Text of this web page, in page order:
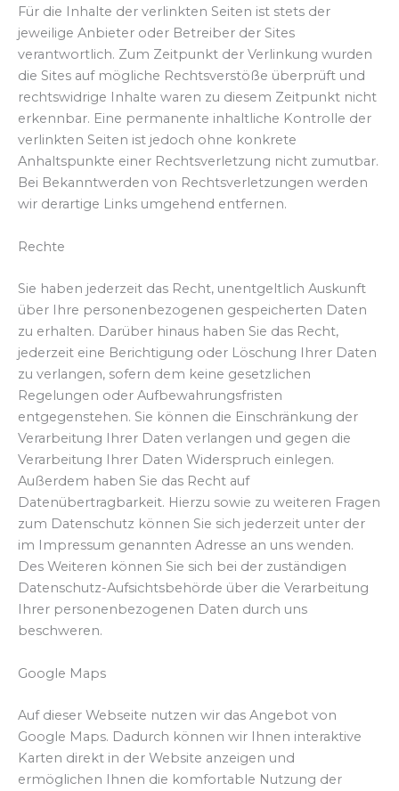
Für die Inhalte der verlinkten Seiten ist stets der
jeweilige Anbieter oder Betreiber der Sites
verantwortlich. Zum Zeitpunkt der Verlinkung wurden
die Sites auf mögliche Rechtsverstöße überprüft und
rechtswidrige Inhalte waren zu diesem Zeitpunkt nicht
erkennbar. Eine permanente inhaltliche Kontrolle der
verlinkten Seiten ist jedoch ohne konkrete
Anhaltspunkte einer Rechtsverletzung nicht zumutbar.
Bei Bekanntwerden von Rechtsverletzungen werden
wir derartige Links umgehend entfernen.
Rechte
Sie haben jederzeit das Recht, unentgeltlich Auskunft
über Ihre personenbezogenen gespeicherten Daten
zu erhalten. Darüber hinaus haben Sie das Recht,
jederzeit eine Berichtigung oder Löschung Ihrer Daten
zu verlangen, sofern dem keine gesetzlichen
Regelungen oder Aufbewahrungsfristen
entgegenstehen. Sie können die Einschränkung der
Verarbeitung Ihrer Daten verlangen und gegen die
Verarbeitung Ihrer Daten Widerspruch einlegen.
Außerdem haben Sie das Recht auf
Datenübertragbarkeit. Hierzu sowie zu weiteren Fragen
zum Datenschutz können Sie sich jederzeit unter der
im Impressum genannten Adresse an uns wenden.
Des Weiteren können Sie sich bei der zuständigen
Datenschutz-Aufsichtsbehörde über die Verarbeitung
Ihrer personenbezogenen Daten durch uns
beschweren.
Google Maps
Auf dieser Webseite nutzen wir das Angebot von
Google Maps. Dadurch können wir Ihnen interaktive
Karten direkt in der Website anzeigen und
ermöglichen Ihnen die komfortable Nutzung der